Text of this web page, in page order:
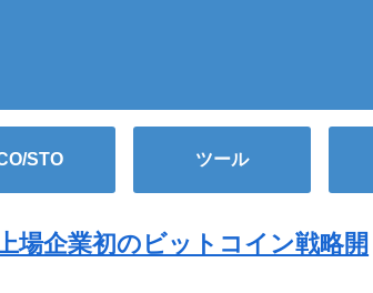
STO ツール
場企業初のビットコイン戦略開